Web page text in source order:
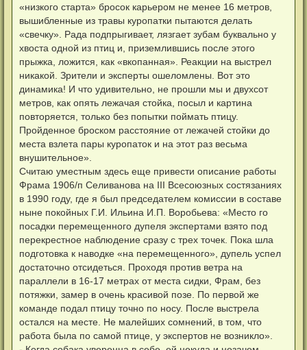
«низкого старта» бросок карьером не менее 16 метров,
вышибленные из травы куропатки пытаются делать
«свечку». Рада подпрыгивает, лязгает зубам буквально у
хвоста одной из птиц и, приземлившись после этого
прыжка, ложится, как «вкопанная». Реакции на выстрел
никакой. Зрители и эксперты ошеломлены. Вот это
динамика! И что удивительно, не прошли мы и двухсот
метров, как опять лежачая стойка, посыл и картина
повторяется, только без попытки поймать птицу.
Пройденное броском расстояние от лежачей стойки до
места взлета пары куропаток и на этот раз весьма
внушительное».
Считаю уместным здесь еще привести описание работы
Фрама 1906/п Селиванова на III Всесоюзных состязаниях
в 1990 году, где я был председателем комиссии в составе
ныне покойных Г.И. Ильина И.П. Воробьева: «Место го
посадки перемещенного дупеля экспертами взято под
перекрестное наблюдение сразу с трех точек. Пока шла
подготовка к наводке «на перемещенного», дупель успел
достаточно отсидеться. Проходя против ветра на
параллели в 16-17 метрах от места сидки, Фрам, без
потяжки, замер в очень красивой позе. По первой же
команде подал птицу точно по носу. После выстрела
остался на месте. Не малейших сомнений, в том, что
работа была по самой птице, у экспертов не возникло».